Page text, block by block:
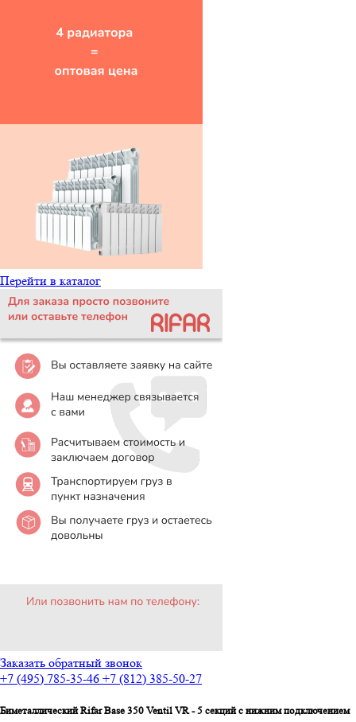
Перейти в каталог
Заказать обратный звонок
+7 (495) 785-35-46 +7 (812) 385-50-27
Биметаллический Rifar Base 350 Ventil VR - 5 секций c нижним подключением